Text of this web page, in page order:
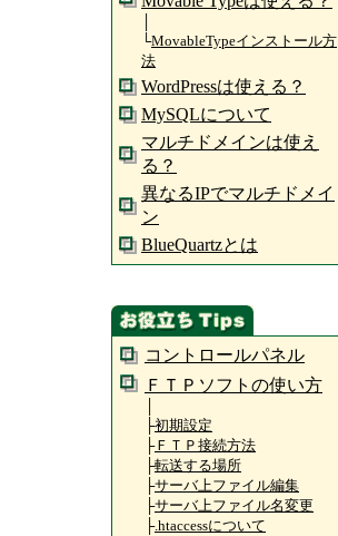
└MovableTypeインストール方
法
WordPressは使える？
MySQLについて
マルチドメインは使え
る？
異なるIPでマルチドメイ
ン
BlueQuartzとは
コントロールパネル
ＦＴＰソフトの使い方
├初期設定
├ＦＴＰ接続方法
├転送する場所
├サーバ上ファイル編集
├サーバ上ファイル名変更
├.htaccessについて